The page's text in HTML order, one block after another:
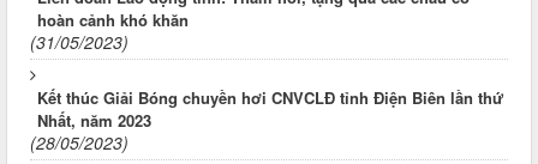
hoàn cảnh khó khăn
(31/05/2023)
Kết thúc Giải Bóng chuyền hơi CNVCLĐ tỉnh Điện Biên lần thứ
Nhất, năm 2023
(28/05/2023)